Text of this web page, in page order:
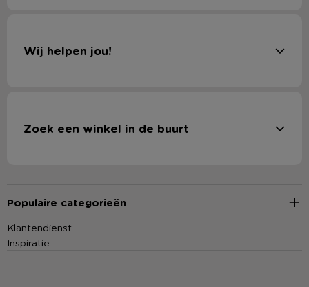
Wij helpen jou!
Zoek een winkel in de buurt
Populaire categorieën
Klantendienst
Inspiratie